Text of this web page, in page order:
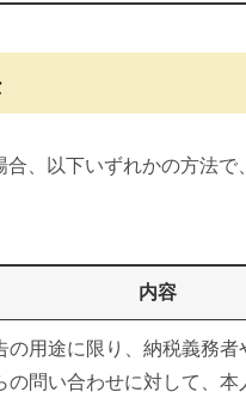
、以下いずれかの方法で
内容
の用途に限り、納税義務
の問い合わせに対して、本